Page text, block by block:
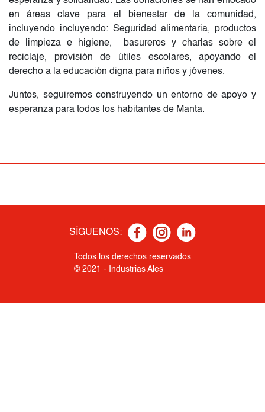
en áreas clave para el bienestar de la comunidad,
incluyendo incluyendo: Seguridad alimentaria, productos
de limpieza e higiene, basureros y charlas sobre el
reciclaje, provisión de útiles escolares, apoyando el
derecho a la educación digna para niños y jóvenes.
Juntos, seguiremos construyendo un entorno de apoyo y
esperanza para todos los habitantes de Manta.
SÍGUENOS:
Todos los derechos reservados
© 2021 - Industrias Ales